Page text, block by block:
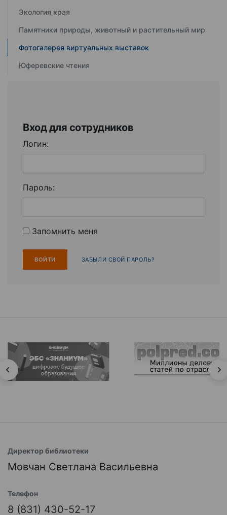
Экология края
Памятники природы, животный и растительный мир
Фотогалерея виртуальных выставок
Юферевские чтения
Вход для сотрудников
Логин:
Пароль:
Запомнить меня
ЗАБЫЛИ СВОЙ ПАРОЛЬ?
Директор библиотеки
Мовчан Светлана Васильевна
Телефон
8 (831) 430-52-17